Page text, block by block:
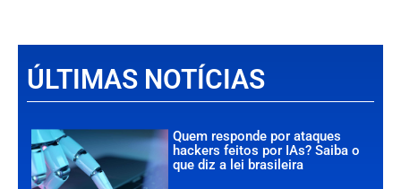
ÚLTIMAS NOTÍCIAS
Quem responde por ataques
hackers feitos por IAs? Saiba o
que diz a lei brasileira